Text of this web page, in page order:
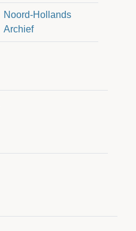
Noord-Hollands
Archief